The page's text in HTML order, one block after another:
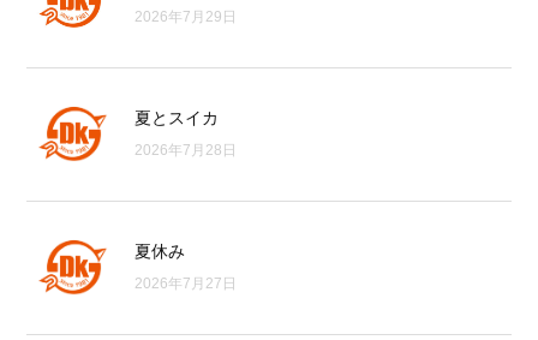
2026年7月29日
夏とスイカ
2026年7月28日
夏休み
2026年7月27日